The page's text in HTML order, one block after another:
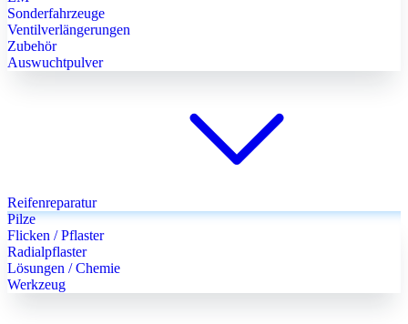
Sonderfahrzeuge
Ventilverlängerungen
Zubehör
Auswuchtpulver
Reifenreparatur
Pilze
Flicken / Pflaster
Radialpflaster
Lösungen / Chemie
Werkzeug